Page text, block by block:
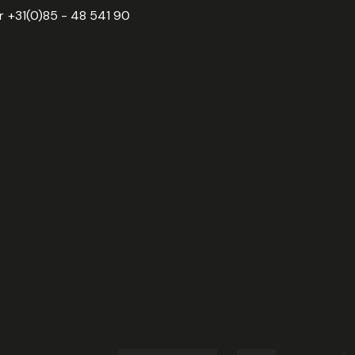
+31(0)85 - 48 541 90